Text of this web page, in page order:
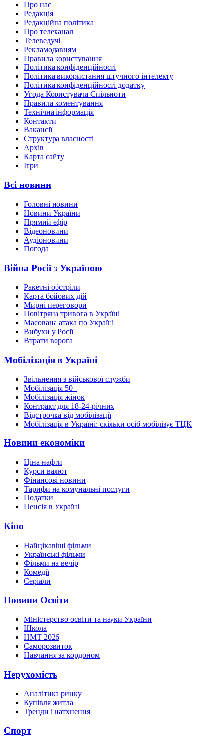
Про нас
Редакція
Редакційна політика
Про телеканал
Телеведучі
Рекламодавцям
Правила користування
Політика конфіденційності
Політика використання штучного інтелекту
Політика конфіденційності додатку
Угода Користувача Спільноти
Правила коментування
Технічна інформація
Контакти
Вакансії
Структура власності
Архів
Карта сайту
Ігри
Всі новини
Головні новини
Новини України
Прямий ефір
Відеоновини
Аудіоновини
Погода
Війна Росії з Україною
Ракетні обстріли
Карта бойових дій
Мирні переговори
Повітряна тривога в Україні
Масована атака по Україні
Вибухи у Росії
Втрати ворога
Мобілізація в Україні
Звільнення з військової служби
Мобілізація 50+
Мобілізація жінок
Контракт для 18-24-річних
Відстрочка від мобілізації
Мобілізація в Україні: скільки осіб мобілізує ТЦК
Новини економіки
Ціна нафти
Курси валют
Фінансові новини
Тарифи на комунальні послуги
Податки
Пенсія в Україні
Кіно
Найцікавіші фільми
Українські фільми
Фільми на вечір
Комедії
Серіали
Новини Освіти
Міністерство освіти та науки України
Школа
НМТ 2026
Саморозвиток
Навчання за кордоном
Нерухомість
Аналітика ринку
Купівля житла
Тренди і натхнення
Спорт